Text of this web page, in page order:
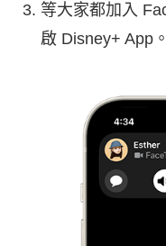
等大家都加入
啟 Disney+ App。